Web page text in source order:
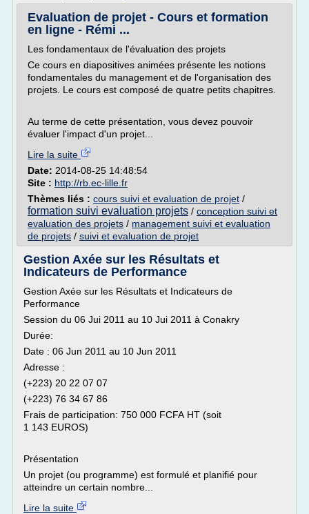
Evaluation de projet - Cours et formation
en ligne - Rémi ...
Les fondamentaux de l'évaluation des projets
Ce cours en diapositives animées présente les notions
fondamentales du management et de l'organisation des
projets. Le cours est composé de quatre petits chapitres.
Au terme de cette présentation, vous devez pouvoir
évaluer l'impact d'un projet...
Lire la suite
Date: 2014-08-25 14:48:54
Site : http://rb.ec-lille.fr
Thèmes liés : cours suivi et evaluation de projet /
formation suivi evaluation projets / conception suivi et
evaluation des projets / management suivi et evaluation
de projets / suivi et evaluation de projet
Gestion Axée sur les Résultats et
Indicateurs de Performance
Gestion Axée sur les Résultats et Indicateurs de
Performance
Session du 06 Jui 2011 au 10 Jui 2011 à Conakry
Durée:
Date : 06 Jun 2011 au 10 Jun 2011
Adresse :
(+223) 20 22 07 07
(+223) 76 34 67 86
Frais de participation: 750 000 FCFA HT (soit
1 143 EUROS)
Présentation
Un projet (ou programme) est formulé et planifié pour
atteindre un certain nombre...
Lire la suite